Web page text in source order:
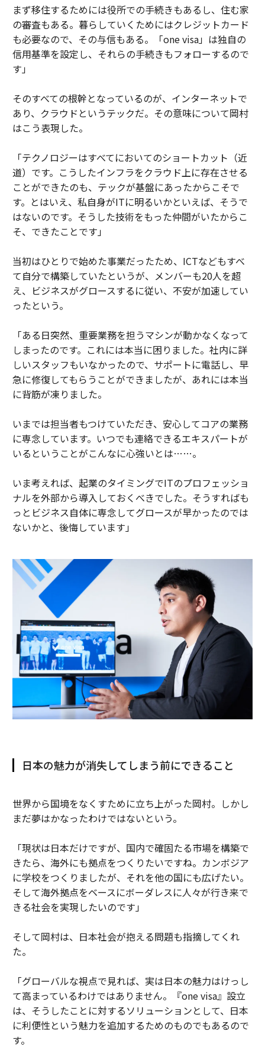
まず移住するためには役所での手続きもあるし、住む家
の審査もある。暮らしていくためにはクレジットカード
も必要なので、その与信もある。「one visa」は独自の
信用基準を設定し、それらの手続きもフォローするので
す」
そのすべての根幹となっているのが、インターネットで
あり、クラウドというテックだ。その意味について岡村
はこう表現した。
「テクノロジーはすべてにおいてのショートカット（近
道）です。こうしたインフラをクラウド上に存在させる
ことができたのも、テックが基盤にあったからこそで
す。とはいえ、私自身がITに明るいかといえば、そうで
はないのです。そうした技術をもった仲間がいたからこ
そ、できたことです」
当初はひとりで始めた事業だったため、ICTなどもすべ
て自分で構築していたというが、メンバーも20人を超
え、ビジネスがグロースするに従い、不安が加速してい
ったという。
「ある日突然、重要業務を担うマシンが動かなくなって
しまったのです。これには本当に困りました。社内に詳
しいスタッフもいなかったので、サポートに電話し、早
急に修復してもらうことができましたが、あれには本当
に背筋が凍りました。
いまでは担当者もつけていただき、安心してコアの業務
に専念しています。いつでも連絡できるエキスパートが
いるということがこんなに心強いとは……。
いま考えれば、起業のタイミングでITのプロフェッショ
ナルを外部から導入しておくべきでした。そうすればも
っとビジネス自体に専念してグロースが早かったのでは
ないかと、後悔しています」
日本の魅力が消失してしまう前にできること
世界から国境をなくすために立ち上がった岡村。しかし
まだ夢はかなったわけではないという。
「現状は日本だけですが、国内で確固たる市場を構築で
きたら、海外にも拠点をつくりたいですね。カンボジア
に学校をつくりましたが、それを他の国にも広げたい。
そして海外拠点をベースにボーダレスに人々が行き来で
きる社会を実現したいのです」
そして岡村は、日本社会が抱える問題も指摘してくれ
た。
「グローバルな視点で見れば、実は日本の魅力はけっし
て高まっているわけではありません。『one visa』設立
は、そうしたことに対するソリューションとして、日本
に利便性という魅力を追加するためのものでもあるので
す。